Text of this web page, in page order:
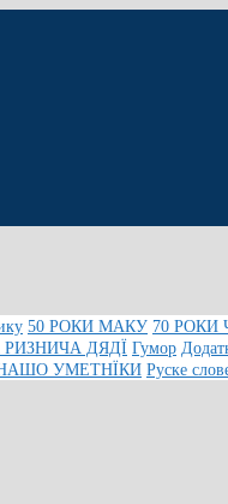
50 РОКИ МАКУ 70 РОКИ
ДЯДЇ Гумор
УМЕТНЇКИ Руске